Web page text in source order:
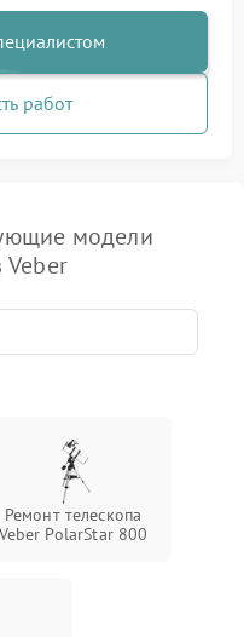
работ
модели
Veber
Ремонт телескопа
Veber PolarStar 800